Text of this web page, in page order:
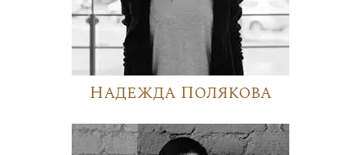
Надежда Полякова